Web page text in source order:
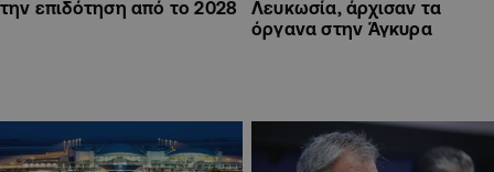
την επιδότηση από το 2028
Λευκωσία, άρχισαν τα
όργανα στην Άγκυρα